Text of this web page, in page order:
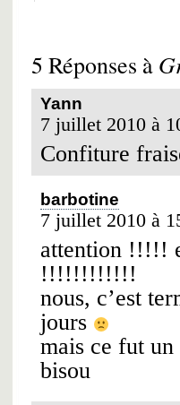
5 Réponses à
Yann
7 juillet 2010 à
Confiture
barbotine
7 juillet 2010 à
attention !!!!!
!!!!!!!!!!!!
nous, c’est
jours
mais ce fut
bisou